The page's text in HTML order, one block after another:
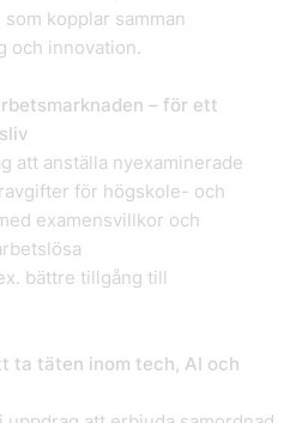
kopplar samman
och innovation.
– för ett
att anställa nyexaminerade
för högskole- och
examensvillkor och
bättre tillgång till
ta täten inom tech, AI och